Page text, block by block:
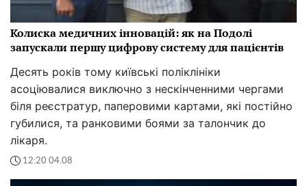
Колиска медичних інновацій: як на Подолі
запускали першу цифрову систему для пацієнтів
Десять років тому київські поліклініки
асоціювалися виключно з нескінченними чергами
біля реєстратур, паперовими картами, які постійно
губилися, та ранковими боями за талончик до
лікаря.
12:20 04.08